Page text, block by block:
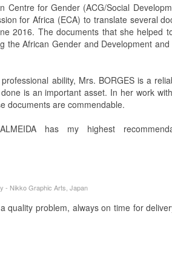
Centre for Gender (ACG/Social
for Africa (ECA) to translate several
2016. The documents that she helped
the African Gender and Development
ability, Mrs. BORGES is a
is an important asset. In her work
documents are commendable.
has my highest
- Nikko Graphic Arts, Japan
quality problem, always on time for